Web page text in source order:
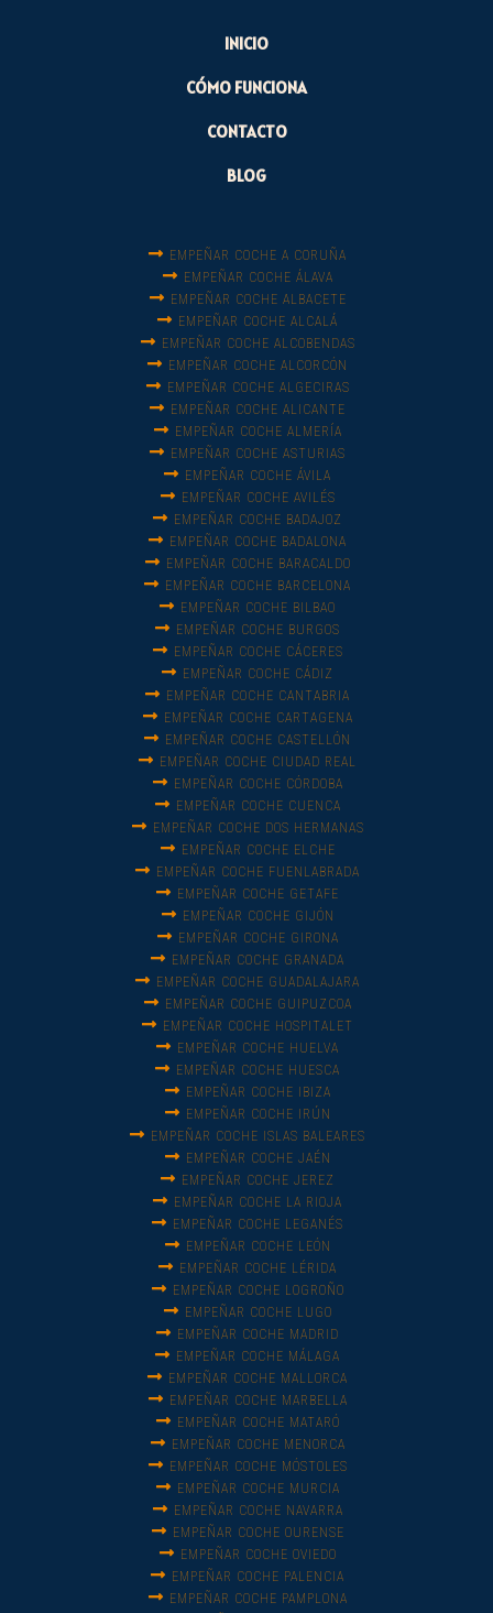
INICIO
CÓMO FUNCIONA
CONTACTO
BLOG
EMPEÑAR COCHE A CORUÑA
EMPEÑAR COCHE ÁLAVA
EMPEÑAR COCHE ALBACETE
EMPEÑAR COCHE ALCALÁ
EMPEÑAR COCHE ALCOBENDAS
EMPEÑAR COCHE ALCORCÓN
EMPEÑAR COCHE ALGECIRAS
EMPEÑAR COCHE ALICANTE
EMPEÑAR COCHE ALMERÍA
EMPEÑAR COCHE ASTURIAS
EMPEÑAR COCHE ÁVILA
EMPEÑAR COCHE AVILÉS
EMPEÑAR COCHE BADAJOZ
EMPEÑAR COCHE BADALONA
EMPEÑAR COCHE BARACALDO
EMPEÑAR COCHE BARCELONA
EMPEÑAR COCHE BILBAO
EMPEÑAR COCHE BURGOS
EMPEÑAR COCHE CÁCERES
EMPEÑAR COCHE CÁDIZ
EMPEÑAR COCHE CANTABRIA
EMPEÑAR COCHE CARTAGENA
EMPEÑAR COCHE CASTELLÓN
EMPEÑAR COCHE CIUDAD REAL
EMPEÑAR COCHE CÓRDOBA
EMPEÑAR COCHE CUENCA
EMPEÑAR COCHE DOS HERMANAS
EMPEÑAR COCHE ELCHE
EMPEÑAR COCHE FUENLABRADA
EMPEÑAR COCHE GETAFE
EMPEÑAR COCHE GIJÓN
EMPEÑAR COCHE GIRONA
EMPEÑAR COCHE GRANADA
EMPEÑAR COCHE GUADALAJARA
EMPEÑAR COCHE GUIPUZCOA
EMPEÑAR COCHE HOSPITALET
EMPEÑAR COCHE HUELVA
EMPEÑAR COCHE HUESCA
EMPEÑAR COCHE IBIZA
EMPEÑAR COCHE IRÚN
EMPEÑAR COCHE ISLAS BALEARES
EMPEÑAR COCHE JAÉN
EMPEÑAR COCHE JEREZ
EMPEÑAR COCHE LA RIOJA
EMPEÑAR COCHE LEGANÉS
EMPEÑAR COCHE LEÓN
EMPEÑAR COCHE LÉRIDA
EMPEÑAR COCHE LOGROÑO
EMPEÑAR COCHE LUGO
EMPEÑAR COCHE MADRID
EMPEÑAR COCHE MÁLAGA
EMPEÑAR COCHE MALLORCA
EMPEÑAR COCHE MARBELLA
EMPEÑAR COCHE MATARÓ
EMPEÑAR COCHE MENORCA
EMPEÑAR COCHE MÓSTOLES
EMPEÑAR COCHE MURCIA
EMPEÑAR COCHE NAVARRA
EMPEÑAR COCHE OURENSE
EMPEÑAR COCHE OVIEDO
EMPEÑAR COCHE PALENCIA
EMPEÑAR COCHE PAMPLONA